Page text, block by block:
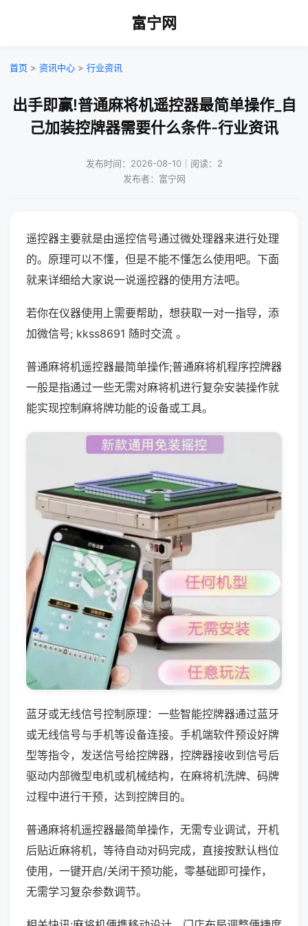
富宁网
首页 > 资讯中心 > 行业资讯
出手即赢!普通麻将机遥控器最简单操作_自
己加装控牌器需要什么条件-行业资讯
发布时间：2026-08-10｜阅读：2
发布者：富宁网
遥控器主要就是由遥控信号通过微处理器来进行处理
的。原理可以不懂，但是不能不懂怎么使用吧。下面
就来详细给大家说一说遥控器的使用方法吧。
若你在仪器使用上需要帮助，想获取一对一指导，添
加微信号; kkss8691 随时交流 。
普通麻将机遥控器最简单操作;普通麻将机程序控牌器
一般是指通过一些无需对麻将机进行复杂安装操作就
能实现控制麻将牌功能的设备或工具。
蓝牙或无线信号控制原理：一些智能控牌器通过蓝牙
或无线信号与手机等设备连接。手机端软件预设好牌
型等指令，发送信号给控牌器，控牌器接收到信号后
驱动内部微型电机或机械结构，在麻将机洗牌、码牌
过程中进行干预，达到控牌目的。
普通麻将机遥控器最简单操作，无需专业调试，开机
后贴近麻将机，等待自动对码完成，直接按默认档位
使用，一键开启/关闭干预功能，零基础即可操作，
无需学习复杂参数调节。